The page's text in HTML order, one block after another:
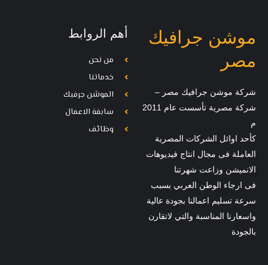
موشن جرافيك
مصر
شركة موشن جرافيك مصر –
شركة مصرية تأسست عام 2011
م
كأحد اوائل الشركات المصرية
العاملة فى مجال انتاج فيديوهات
الانميشن وزاعت شهرتنا
فى ارجاء الوطن العربي بسبب
سرعة تسليم اعمالنا بجودة عالية
واسعارنا المناسبة والتي لاتقارن
بالجودة
أهم الروابط
من نحن
خدماتنا
الموشن جرفيك
سابقة الاعمال
وظائف